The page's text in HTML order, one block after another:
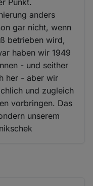
anders
gar nicht, wenn
betrieben wird,
haben wir 1949
- und seither
her - aber wir
und zugleich
vorbringen. Das
unserem